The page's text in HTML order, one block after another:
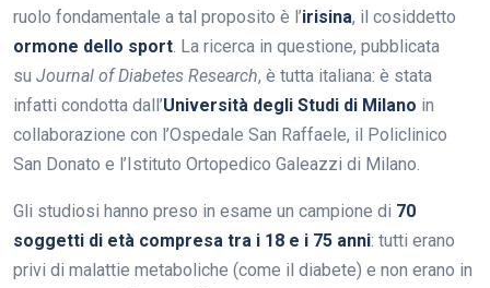
ruolo fondamentale a tal proposito è l’irisina, il cosiddetto
ormone dello sport. La ricerca in questione, pubblicata
su Journal of Diabetes Research, è tutta italiana: è stata
infatti condotta dall’Università degli Studi di Milano in
collaborazione con l’Ospedale San Raffaele, il Policlinico
San Donato e l’Istituto Ortopedico Galeazzi di Milano.
Gli studiosi hanno preso in esame un campione di 70
soggetti di età compresa tra i 18 e i 75 anni: tutti erano
privi di malattie metaboliche (come il diabete) e non erano in